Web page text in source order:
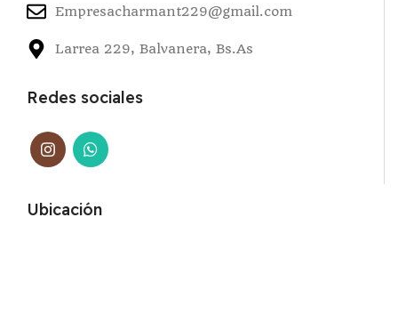
Empresacharmant229@gmail.com
Larrea 229, Balvanera, Bs.As
Redes sociales
Ubicación